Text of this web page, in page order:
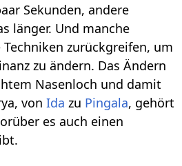
Sekunden, andere
länger. Und manche
zurückgreifen, um
zu ändern. Das Ändern
Nasenloch und damit
vonIda zu Pingala, gehört
es auch einen